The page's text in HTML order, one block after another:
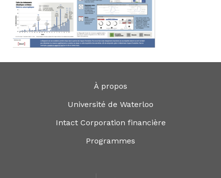
À propos
Université de Waterloo
Intact Corporation financière
Programmes